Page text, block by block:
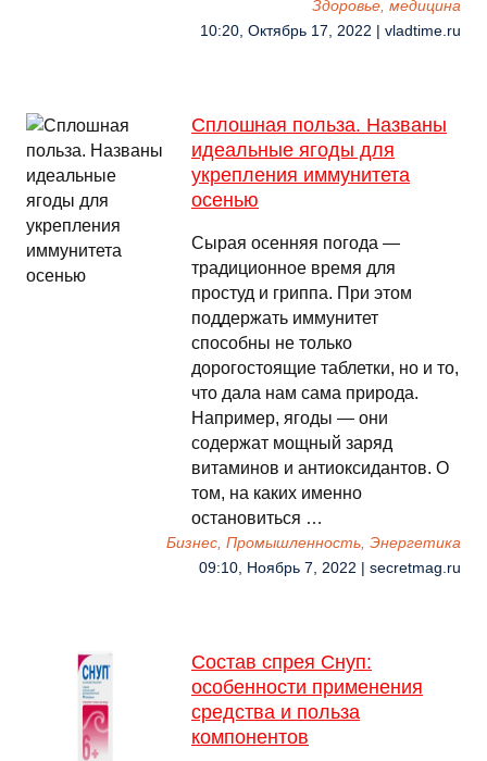
Здоровье, медицина
10:20, Октябрь 17, 2022 | vladtime.ru
Сплошная польза. Названы
идеальные ягоды для
укрепления иммунитета
осенью
Сырая осенняя погода —
традиционное время для
простуд и гриппа. При этом
поддержать иммунитет
способны не только
дорогостоящие таблетки, но и то,
что дала нам сама природа.
Например, ягоды — они
содержат мощный заряд
витаминов и антиоксидантов. О
том, на каких именно
остановиться …
Бизнес, Промышленность, Энергетика
09:10, Ноябрь 7, 2022 | secretmag.ru
Состав спрея Снуп:
особенности применения
средства и польза
компонентов